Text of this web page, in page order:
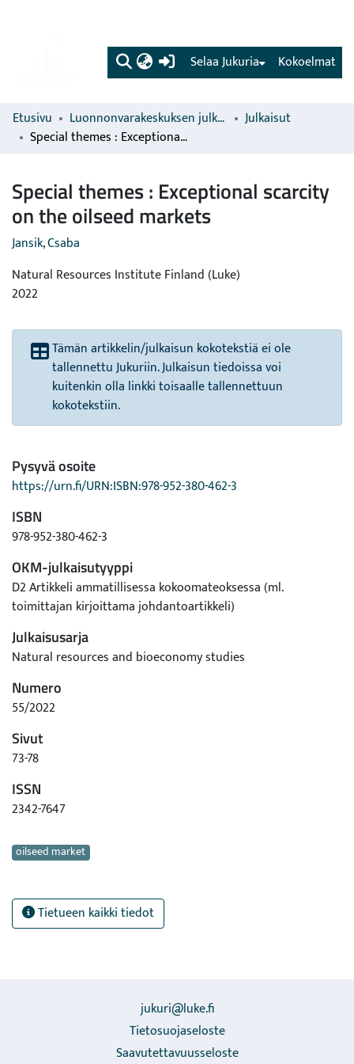
(current) Kokoelmat
Selaa Jukuria
Etusivu Luonnonvarakeskuksen julkaisut
Julkaisut
Special themes : Exceptional scarcity on the oilseed markets
Special themes : Exceptional scarcity
on the oilseed markets
Jansik, Csaba
Natural Resources Institute Finland (Luke)
2022
Tämän artikkelin/julkaisun kokotekstiä ei ole
tallennettu Jukuriin. Julkaisun tiedoissa voi
kuitenkin olla linkki toisaalle tallennettuun
kokotekstiin.
Pysyvä osoite
https://urn.fi/URN:ISBN:978-952-380-462-3
ISBN
978-952-380-462-3
OKM-julkaisutyyppi
D2 Artikkeli ammatillisessa kokoomateoksessa (ml.
toimittajan kirjoittama johdantoartikkeli)
Julkaisusarja
Natural resources and bioeconomy studies
Numero
55/2022
Sivut
73-78
ISSN
2342-7647
Avainsanat
oilseed market
Tietueen kaikki tiedot
jukuri@luke.fi
Tietosuojaseloste
Saavutettavuusseloste